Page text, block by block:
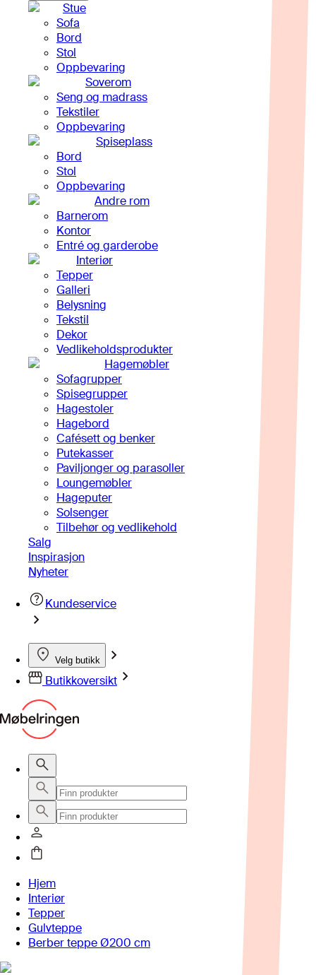
Stue
Sofa
Bord
Stol
Oppbevaring
Soverom
Seng og madrass
Tekstiler
Oppbevaring
Spiseplass
Bord
Stol
Oppbevaring
Andre rom
Barnerom
Kontor
Entré og garderobe
Interiør
Tepper
Galleri
Belysning
Tekstil
Dekor
Vedlikeholdsprodukter
Hagemøbler
Sofagrupper
Spisegrupper
Hagestoler
Hagebord
Cafésett og benker
Putekasser
Paviljonger og parasoller
Loungemøbler
Hageputer
Solsenger
Tilbehør og vedlikehold
Salg
Inspirasjon
Nyheter
Kundeservice
Velg butikk
Butikkoversikt
Hjem
Interiør
Tepper
Gulvteppe
Berber teppe Ø200 cm